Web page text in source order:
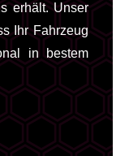
erhält. Unser
Ihr Fahrzeug
in bestem